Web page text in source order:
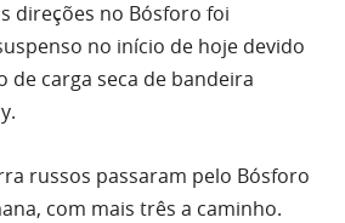
direções no Bósforo foi
no início de hoje devido
de carga seca de bandeira
russos passaram pelo Bósforo
com mais três a caminho.